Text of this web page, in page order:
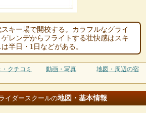
キー場で開校する。カラフルなグライ
レンデからフライトする壮快感はスキ
半日・1日などがある。
クチコミ 動画・写真 地図・周辺の宿
イダースクールの地図・基本情報